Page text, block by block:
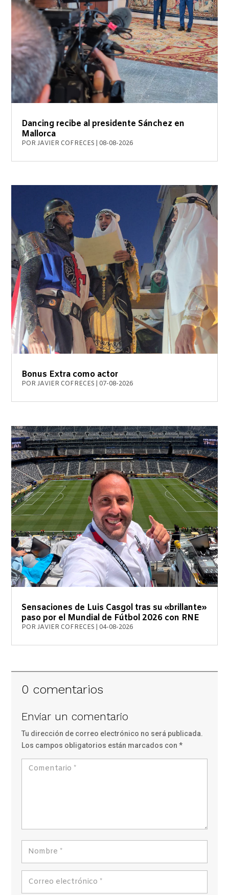
Dancing recibe al presidente Sánchez en
Mallorca
PORJAVIER COFRECES 08-08-2026
Bonus Extra como actor
PORJAVIER COFRECES 07-08-2026
Sensaciones de Luis Casgol tras su «brillante»
paso por el Mundial de Fútbol 2026 con RNE
PORJAVIER COFRECES 04-08-2026
0 comentarios
Enviar un comentario
Tu dirección de correo electrónico no será publicada.
Los campos obligatorios están marcados con*